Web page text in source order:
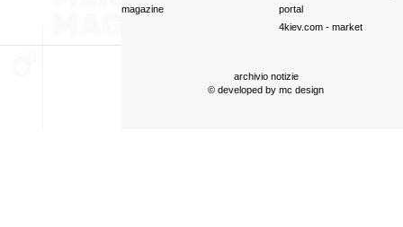
magazine
portal
4kiev.com- market
archivio notizie
© developed by mc design